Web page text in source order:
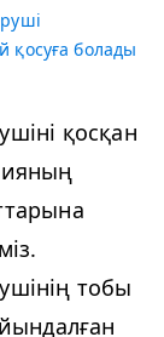
қосуға болады
қосқан
тобы